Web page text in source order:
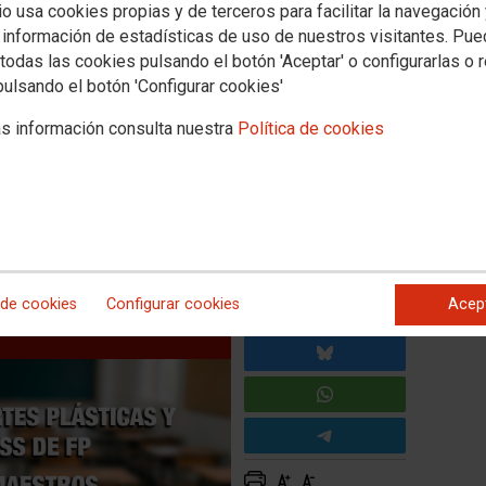
usa cookies propias y de terceros para facilitar la navegación
de estadísticas de uso de nuestros visitantes.
las cookies pulsando el botón 'Aceptar' o configurarlas o
el botón 'Configurar cookies'
información consulta nuestra Política de cookies
cookies Configurar cookies
Empleo Política educativa Mujeres e igualdad Salud laboral Otros sectores
Adjudicación de destinos
y PESS de FP